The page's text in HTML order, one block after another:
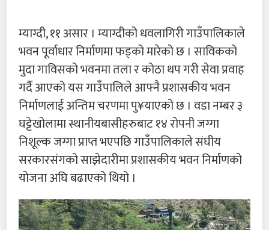
म्याग्दी, ११ असार । म्याग्दीको धवलागिरी गाउँपालिकाले
भवन पूर्वाधार निर्माणमा फड्को मारेको छ । साविकको
मुदा गाविसको भवनमा तला र कोठा थप गरी सेवा प्रवाह
गर्दै आएको यस गाउँपालिले आफ्नै प्रशासकीय भवन
निर्माणलाई अन्तिम चरणमा पु¥याएको छ । वडा नम्बर ३
घट्टेखोलामा स्थानीयबासीहरुबाट १४ रोपनी जग्गा
निशूल्क जग्गा प्राप्त भएपछि गाउँपालिकाले संघीय
सरकारसंगको साझेदारीमा प्रशासकीय भवन निर्माणको
योजना अघि बढाएको थियो ।